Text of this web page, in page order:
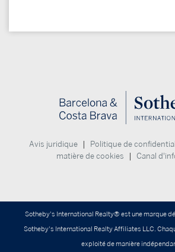
Avis juridique Politique de
matière de cookies
Canal
Sotheby's International Realty® est une marque
Sotheby's International Realty Affiliates LLC.
exploité de manière